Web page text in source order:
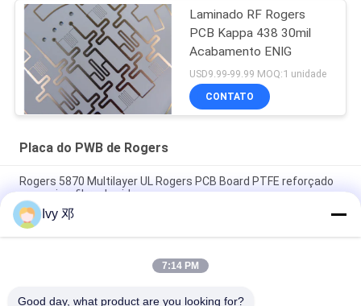
Laminado RF Rogers
PCB Kappa 438 30mil
Acabamento ENIG
USD9.99-99.99 MOQ:1 unidade
CONTATO
Placa do PWB de Rogers
Rogers 5870 Multilayer UL Rogers PCB Board PTFE reforçado
com microfibra de vidro
RT/duroid 5880 PCB de alta frequência, 2 camadas, material
31mil
RF PCB de 2 camadas 20mil RO4835 Substrato Negro
Ivy 邓
7:14 PM
Good day, what product are you looking for?